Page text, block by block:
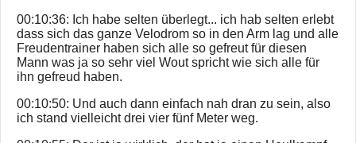
00:10:36: Ich habe selten überlegt... ich hab selten erlebt
dass sich das ganze Velodrom so in den Arm lag und alle
Freudentrainer haben sich alle so gefreut für diesen
Mann was ja so sehr viel Wout spricht wie sich alle für
ihn gefreud haben.
00:10:50: Und auch dann einfach nah dran zu sein, also
ich stand vielleicht drei vier fünf Meter weg.